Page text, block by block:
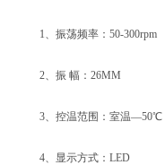
1、振荡频率：50-300rpm
2、振 幅：26MM
3、控温范围：室温―50℃
4、显示方式：LED